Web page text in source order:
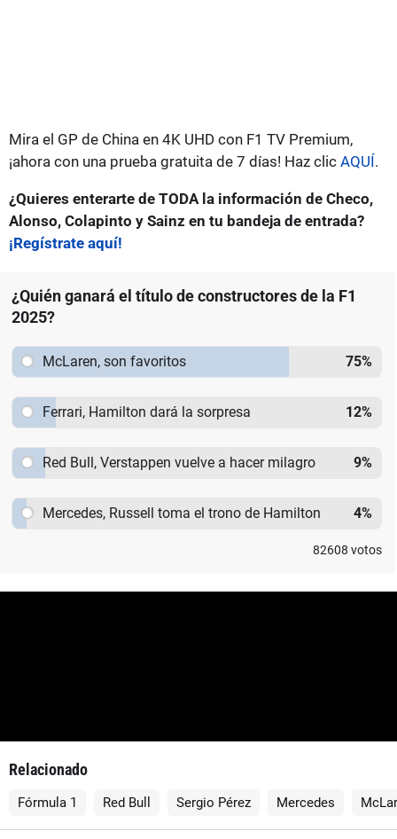
Mira el GP de China en 4K UHD con F1 TV Premium,
¡ahora con una prueba gratuita de 7 días! Haz clic AQUÍ.
¿Quieres enterarte de TODA la información de Checo,
Alonso, Colapinto y Sainz en tu bandeja de entrada?
¡Regístrate aquí!
¿Quién ganará el título de constructores de la F1
2025?
McLaren, son favoritos 75%
Ferrari, Hamilton dará la sorpresa 12%
Red Bull, Verstappen vuelve a hacer milagro 9%
Mercedes, Russell toma el trono de Hamilton 4%
82608 votos
Relacionado
Fórmula 1 Red Bull Sergio Pérez Mercedes